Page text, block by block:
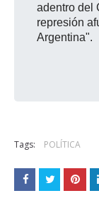
adentro del
represión
Argentina".
Tags: POLÍTICA